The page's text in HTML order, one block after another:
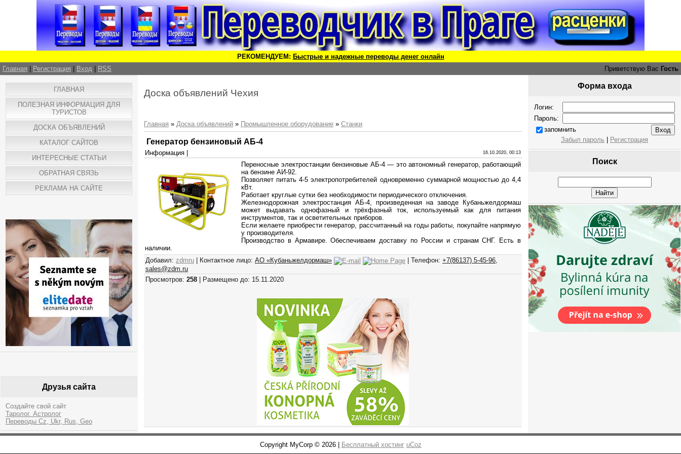
РЕКОМЕНДУЕМ: Быстрые и надежные переводы денег онлайн
Главная
Регистрация Вход RSS Приветствую Вас Гость
ГЛАВНАЯ
ПОЛЕЗНАЯ ИНФОРМАЦИЯ ДЛЯ
ТУРИСТОВ
ДОСКА ОБЪЯВЛЕНИЙ
КАТАЛОГ САЙТОВ
ИНТЕРЕСНЫЕ СТАТЬИ
ОБРАТНАЯ СВЯЗЬ
РЕКЛАМА НА САЙТЕ
Друзья сайта
Создайте свой сайт
Таролог. Астролог
Переводы Cz, Ukr, Rus, Geo
Доска объявлений Чехия
Главная » Доска объявлений » Промышленное оборудование » Станки
Генератор бензиновый АБ-4
Информация | 16.10.2020, 00:13
Переносные электростанции бензиновые АБ-4 — это автономный генератор, работающий
на бензине АИ-92.
Позволяет питать 4-5 электропотребителей одновременно суммарной мощностью до 4,4
кВт.
Работает круглые сутки без необходимости периодического отключения.
Железнодорожная электростанция АБ-4, произведенная на заводе Кубаньжелдормаш
может выдавать однофазный и трёхфазный ток, используемый как для питания
инструментов, так и осветительных приборов.
Если желаете приобрести генератор, рассчитанный на годы работы, покупайте напрямую
у производителя.
Производство в Армавире. Обеспечиваем доставку по России и странам СНГ. Есть в
наличии.
Добавил: zdmru | Контактное лицо: АО «Кубаньжелдормаш» | Телефон: +7(86137) 5-45-96,
sales@zdm.ru
Просмотров: 258 | Размещено до: 15.11.2020
Форма входа
Логин:
Пароль:
запомнить
Забыл пароль
Регистрация
Поиск
Copyright MyCorp © 2026 | Бесплатный хостинг uCoz